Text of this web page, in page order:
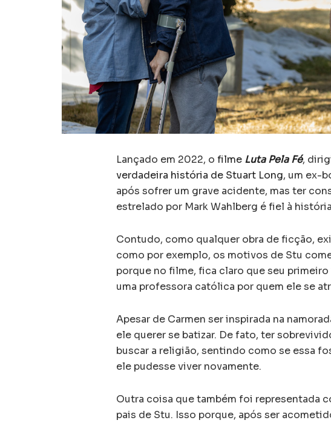
Lançado em 2022, o filme Luta Pela Fé,
verdadeira história de Stuart Long, um ex-
após sofrer um grave acidente, mas ter
estrelado por Mark Wahlberg é fiel à
Contudo, como qualquer obra de ficção,
como por exemplo, os motivos de Stu
porque no filme, fica claro que seu
uma professora católica por quem ele se
Apesar de Carmen ser inspirada na
ele querer se batizar. De fato, ter
buscar a religião, sentindo como se essa
ele pudesse viver novamente.
Outra coisa que também foi representada
pais de Stu. Isso porque, após ser